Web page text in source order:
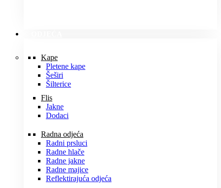
Kape
Pletene kape
Šeširi
Šilterice
Flis
Jakne
Dodaci
Radna odjeća
Radni prsluci
Radne hlače
Radne jakne
Radne majice
Reflektirajuća odjeća